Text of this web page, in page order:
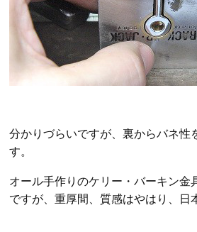
分かりづらいですが、裏からバネ性
す。
オール手作りのケリー・バーキン
ですが、重厚間、質感はやはり、日